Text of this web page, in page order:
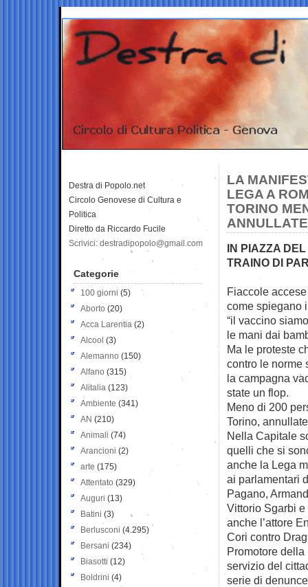
LA
LEGA A
TORINO
ANNULLATE
IN PIAZZA
TRAINO DI
Fiaccole
come spiegano
“il vaccino
le mani dai
Ma le proteste
contro le norme
la campagna
state un flop.
Meno di 200
Torino,
Nella Capitale
quelli che si
anche la Lega
ai parlamentari
Pagano,
Vittorio Sgarbi
anche l’attore
Cori contro
Promotore della
servizio del
serie di
Destra di Popolo.net
Circolo Genovese di Cultura e
Politica
Diretto da Riccardo Fucile
Scrivici: destradipopolo@gmail.com
Categorie
100 giorni (5)
Aborto (20)
Acca Larentia (2)
Alcool (3)
Alemanno (150)
Alfano (315)
Alitalia (123)
Ambiente (341)
AN (210)
Animali (74)
Arancioni (2)
arte (175)
Attentato (329)
Auguri (13)
Batini (3)
Berlusconi (4.295)
Bersani (234)
Biasotti (12)
Boldrini (4)